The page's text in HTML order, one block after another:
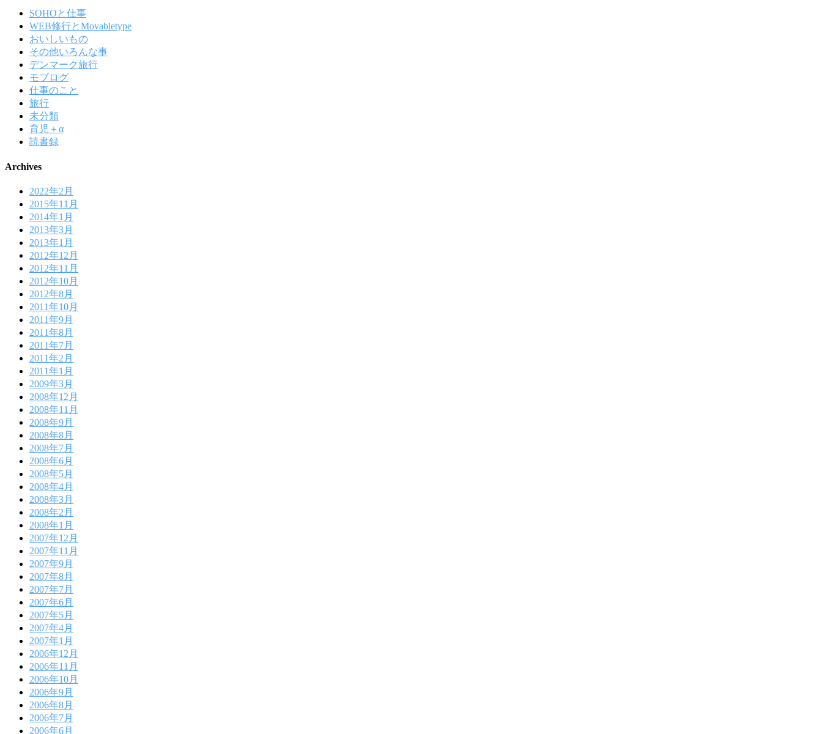
SOHOと仕事
WEB修行とMovabletype
おいしいもの
その他いろんな事
デンマーク旅行
モブログ
仕事のこと
旅行
未分類
育児＋α
読書録
Archives
2022年2月
2015年11月
2014年1月
2013年3月
2013年1月
2012年12月
2012年11月
2012年10月
2012年8月
2011年10月
2011年9月
2011年8月
2011年7月
2011年2月
2011年1月
2009年3月
2008年12月
2008年11月
2008年9月
2008年8月
2008年7月
2008年6月
2008年5月
2008年4月
2008年3月
2008年2月
2008年1月
2007年12月
2007年11月
2007年9月
2007年8月
2007年7月
2007年6月
2007年5月
2007年4月
2007年1月
2006年12月
2006年11月
2006年10月
2006年9月
2006年8月
2006年7月
2006年6月